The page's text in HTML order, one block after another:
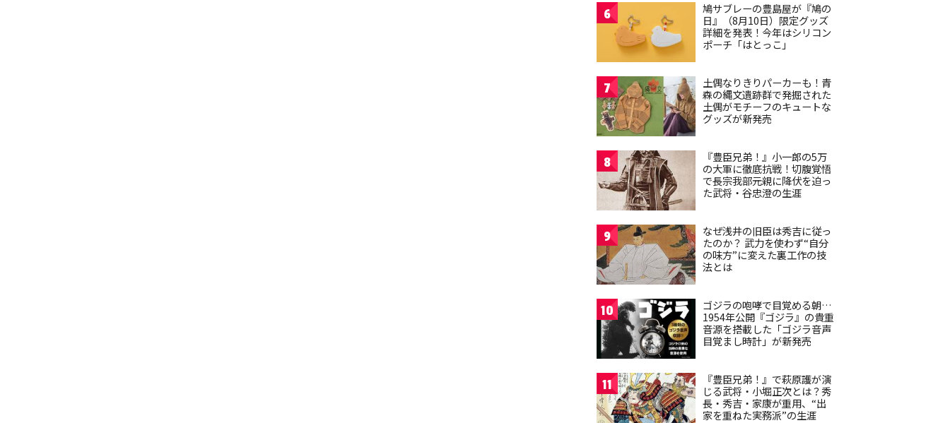
6
鳩サブレーの豊島屋が『鳩の
日』（8月10日）限定グッズ
詳細を発表！今年はシリコン
ポーチ「はとっこ」
7
土偶なりきりパーカーも！青
森の縄文遺跡群で発掘された
土偶がモチーフのキュートな
グッズが新発売
8
『豊臣兄弟！』小一郎の5万
の大軍に徹底抗戦！切腹覚悟
で長宗我部元親に降伏を迫っ
た武将・谷忠澄の生涯
9
なぜ浅井の旧臣は秀吉に従っ
たのか？ 武力を使わず“自分
の味方”に変えた裏工作の技
法とは
10
ゴジラの咆哮で目覚める朝…
1954年公開『ゴジラ』の貴重
音源を搭載した「ゴジラ音声
目覚まし時計」が新発売
11
『豊臣兄弟！』で萩原護が演
じる武将・小堀正次とは？秀
長・秀吉・家康が重用、“出
家を重ねた実務派”の生涯